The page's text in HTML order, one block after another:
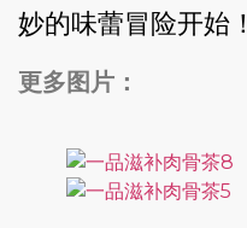
妙的味蕾冒险开始！
更多图片：